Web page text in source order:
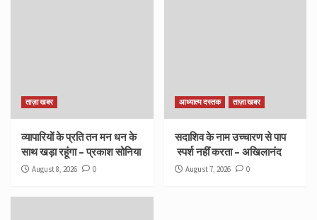
ताज़ा खबर
व्यापारियों के प्रति तन मन धन के
साथ खड़ा रहूंगा – प्रकाश सोनिया
August 8, 2026 0
आध्यात्म दस्तक ताज़ा खबर
सदाशिव के नाम उच्चारण से पाप
स्पर्श नहीं करता – अखिलानंद
August 7, 2026 0